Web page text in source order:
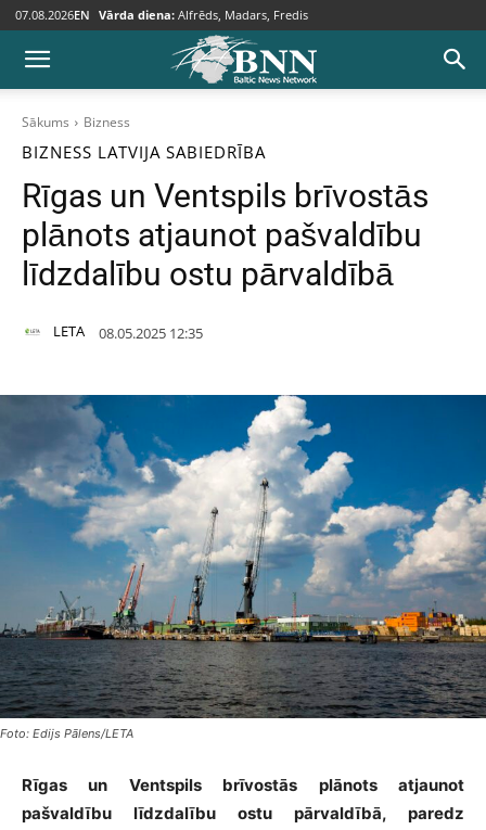
07.08.2026EN Vārda diena: Alfrēds, Madars, Fredis
Sākums Bizness
BIZNESS LATVIJA SABIEDRĪBA
Rīgas un Ventspils brīvostās
plānots atjaunot pašvaldību
līdzdalību ostu pārvaldībā
LETA 08.05.2025 12:35
Foto: Edijs Pālens/LETA
Rīgas un Ventspils brīvostās plānots atjaunot
pašvaldību līdzdalību ostu pārvaldībā, paredz